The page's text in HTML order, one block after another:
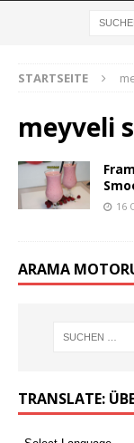
STARTSEITE
meyveli
16
ARAMA
TRANSLATE: